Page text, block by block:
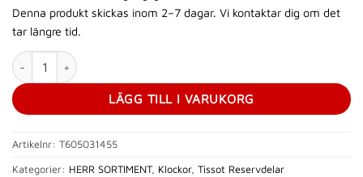
Denna produkt skickas inom 2–7 dagar. Vi kontaktar dig om det
tar längre tid.
Tissot Seastar 1000 Automatic Stållänk mängd
LÄGG TILL I VARUKORG
Artikelnr: T605031455
Kategorier: HERR SORTIMENT, Klockor, Tissot Reservdelar